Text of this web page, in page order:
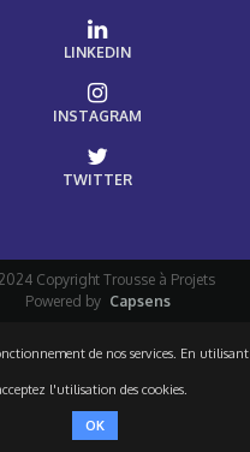
LINKEDIN
INSTAGRAM
TWITTER
Copyright Trousse à Projets
Powered by Capsens
de nos services. En
l'utilisation des cookies.
OK